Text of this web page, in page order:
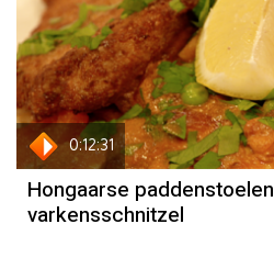
0:12:31
Recept
Sandra
Hongaarse
varkensschnitzel